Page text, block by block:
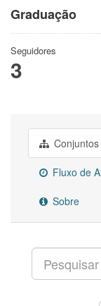
Graduação
Seguidores
3
Fluxo de
Sobre